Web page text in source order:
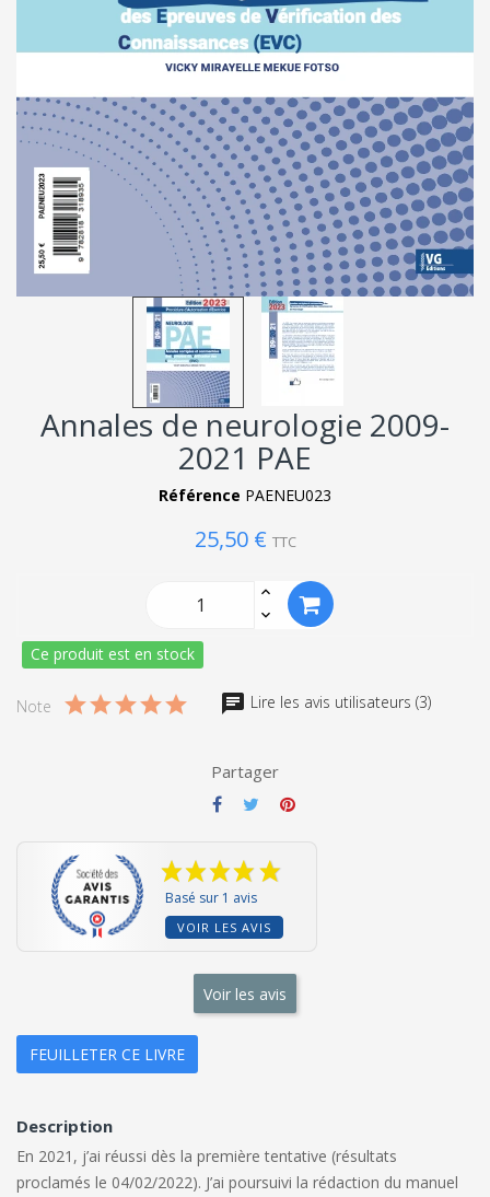
Annales de neurologie 2009-
2021 PAE
Référence PAENEU023
25,50 € TTC
Ce produit est en stock
Note Lire les avis utilisateurs (3)
Partager
Basé sur 1 avis
VOIR LES AVIS
Voir les avis
FEUILLETER CE LIVRE
Description
En 2021, j’ai réussi dès la première tentative (résultats
proclamés le 04/02/2022). J’ai poursuivi la rédaction du manuel